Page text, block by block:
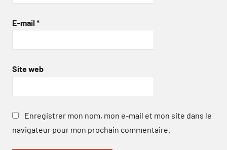
E-mail *
Site web
Enregistrer mon nom, mon e-mail et mon site dans le
navigateur pour mon prochain commentaire.